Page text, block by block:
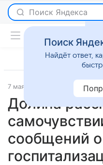
Поиск Яндекса
7 мая 2026
Долина
сообщений о
Поиск
Найдёт ответ,